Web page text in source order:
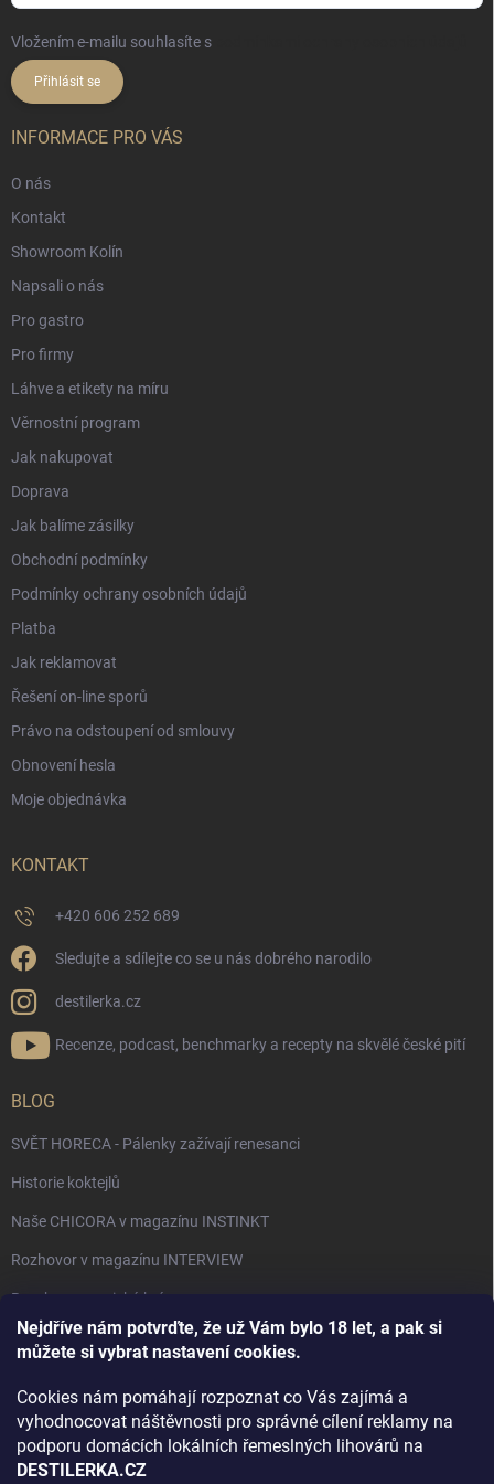
Nejdříve nám potvrďte, že už Vám bylo 18 let, a pak si
můžete si vybrat nastavení cookies.
Cookies nám pomáhají rozpoznat co Vás zajímá a
vyhodnocovat náštěvnosti pro správné cílení reklamy na
podporu domácích lokálních řemeslných lihovárů na
DESTILERKA.CZ
Vložením e-mailu souhlasíte s
Přihlásit se
INFORMACE PRO VÁS
O nás
Kontakt
Showroom Kolín
Napsali o nás
Pro gastro
Pro firmy
Láhve a etikety na míru
Věrnostní program
Jak nakupovat
Doprava
Jak balíme zásilky
Obchodní podmínky
Podmínky ochrany osobních údajů
Platba
Jak reklamovat
Řešení on-line sporů
Právo na odstoupení od smlouvy
Obnovení hesla
Moje objednávka
KONTAKT
+420 606 252 689
Sledujte a sdílejte co se u nás dobrého narodilo
destilerka.cz
Recenze, podcast, benchmarky a recepty na skvělé české pití
BLOG
SVĚT HORECA - Pálenky zažívají renesanci
Historie koktejlů
Naše CHICORA v magazínu INSTINKT
Rozhovor v magazínu INTERVIEW
Bourbon, americká krása.
Napsali v TÝDNU o naší práci
Rozhovor s DESTILERKA.CZ v magazínu DRINKING-CAT
Jak vybrat dárek na Vánoce